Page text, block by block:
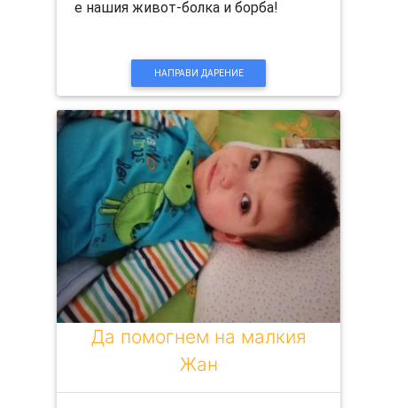
е нашия живот-болка и борба!
НАПРАВИ ДАРЕНИЕ
Да помогнем на малкия
Жан